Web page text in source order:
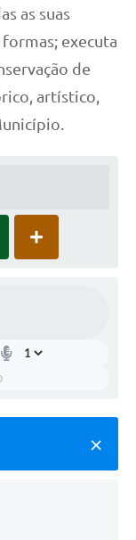
as suas
executa
de
artístico,